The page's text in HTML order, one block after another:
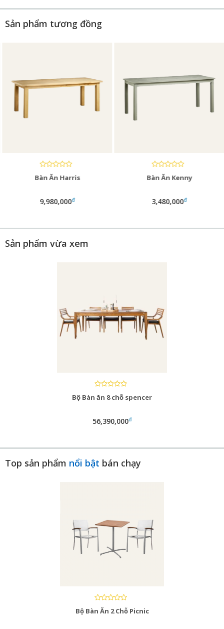
Sản phẩm tương đồng
Bàn Ăn Harris
9,980,000đ
Bàn Ăn Kenny
3,480,000đ
Sản phẩm vừa xem
Bộ Bàn ăn 8 chỗ spencer
56,390,000đ
Top sản phẩm nổi bật bán chạy
Bộ Bàn Ăn 2 Chỗ Picnic